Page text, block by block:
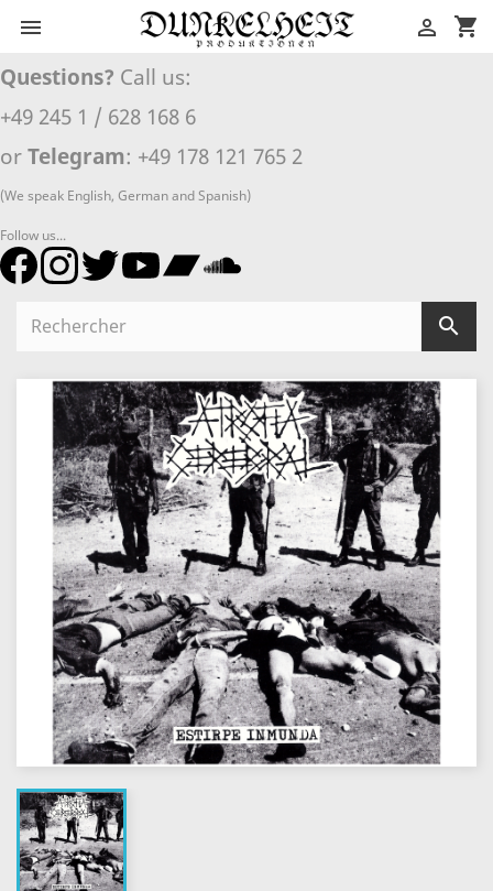
 shopping_cart

Questions? Call us:
+49 245 1 / 628 168 6
or Telegram: +49 178 121 765 2
(We speak English, German and Spanish)
Follow us...
